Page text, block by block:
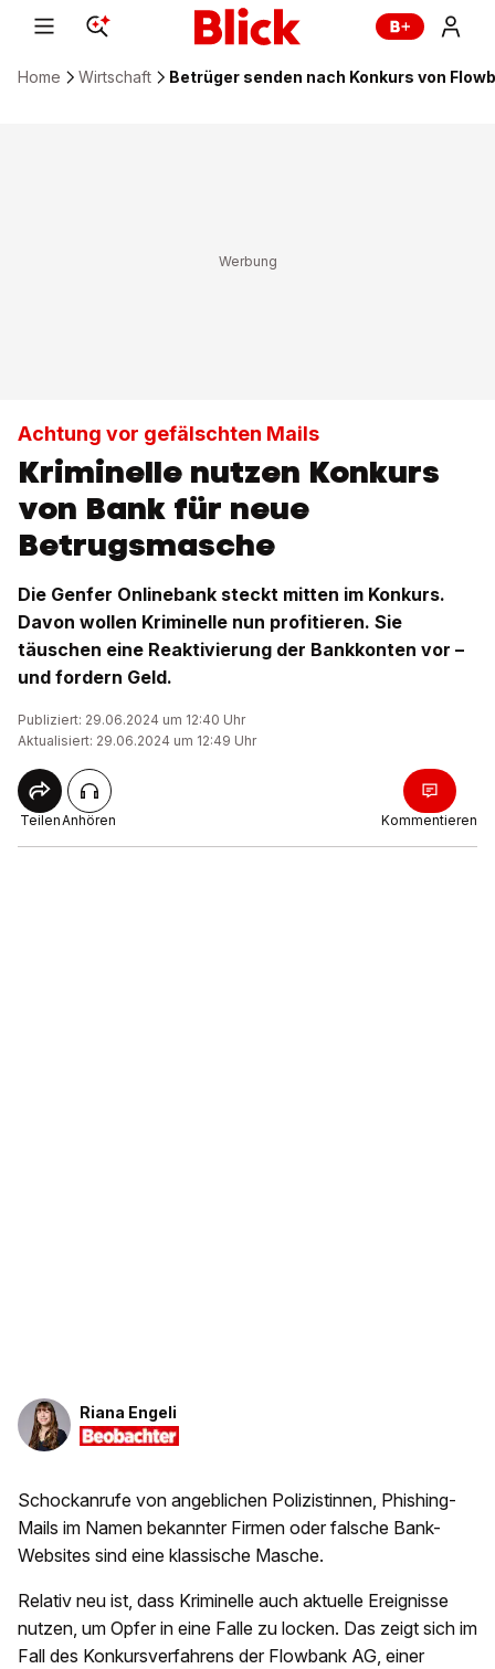
Home Wirtschaft Betrüger senden nach Konkurs von
Achtung vor gefälschten Mails
Kriminelle nutzen Konkurs
von Bank für neue
Betrugsmasche
Die Genfer Onlinebank steckt mitten im Konkurs.
Davon wollen Kriminelle nun profitieren. Sie
täuschen eine Reaktivierung der Bankkonten vor –
und fordern Geld.
Publiziert: 29.06.2024 um 12:40 Uhr
Aktualisiert: 29.06.2024 um 12:49 Uhr
TeilenAnhören Kommentieren
Riana Engeli
Schockanrufe von angeblichen Polizistinnen, Phishing-
Mails im Namen bekannter Firmen oder falsche Bank-
Websites sind eine klassische Masche.
Relativ neu ist, dass Kriminelle auch aktuelle Ereignisse
nutzen, um Opfer in eine Falle zu locken. Das zeigt sich im
Fall des Konkursverfahrens der Flowbank AG, einer